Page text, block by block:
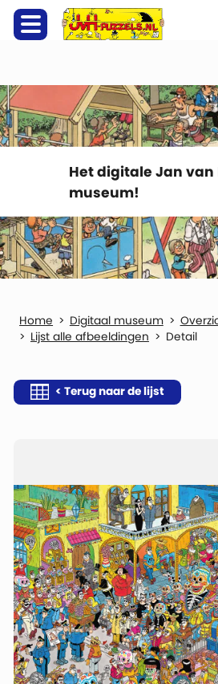
Het digitale Jan van
museum!
Digitaal museum
Lijst alle afbeeldingen
Detail
< Terug naar de lijst